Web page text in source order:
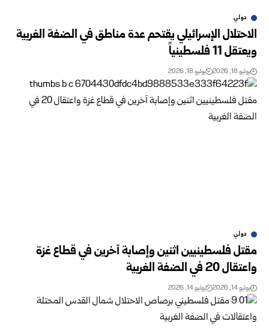
دولي
الاحتلال الإسرائيلي يقتحم عدة مناطق في الضفة الغربية
ويعتقل 11 فلسطينياً
يوليو 18, 2026 يوليو 18, 2026
دولي
مقتل فلسطينيين اثنين وإصابة آخرين في قطاع غزة
واعتقال 20 في الضفة الغربية
يوليو 14, 2026 يوليو 14, 2026